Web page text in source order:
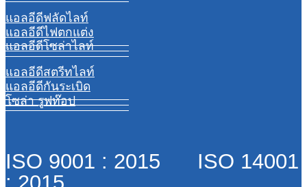
แอลอีดีฟลัดไลท์
แอลอีดีไฟตกแต่ง
แอลอีดีโซล่าไลท์
แอลอีดีสตรีทไลท์
แอลอีดีกันระเบิด
โซล่า รูฟท๊อป
ISO 9001 : 2015 ISO 14001